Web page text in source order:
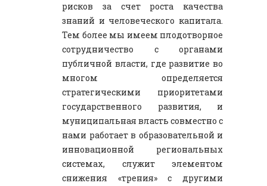
рисков за счет роста качества
знаний и человеческого капитала.
Тем более мы имеем плодотворное
сотрудничество с органами
публичной власти, где развитие во
многом определяется
стратегическими приоритетами
государственного развития, и
муниципальная власть совместно с
нами работает в образовательной и
инновационной региональных
системах, служит элементом
снижения «трения» с другими